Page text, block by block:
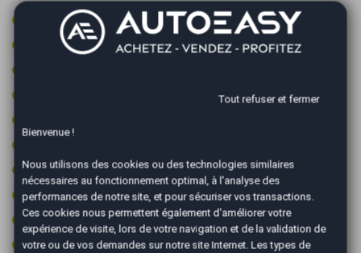
Ordinateur de bord
Pack visibilite
Radar arrière de détection d'obstacles
Reconnaissance des panneaux de signalisation
Régulateur de vitesse
Start & Stop
Tout refuser et fermer
Bienvenue !
Nous utilisons des cookies ou des technologies similaires
nécessaires au fonctionnement optimal, à l'analyse des
performances de notre site, et pour sécuriser vos transactions.
Ces cookies nous permettent également d'améliorer votre
expérience de visite, lors de votre navigation et de la validation de
votre ou de vos demandes sur notre site Internet. Les types de